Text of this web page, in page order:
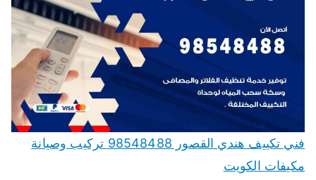
فني تكييف هندي القصور 98548488 تركيب وصيانة
مكيفات الكويت